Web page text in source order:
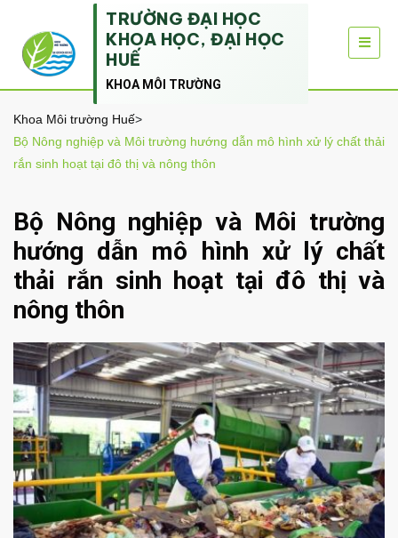
TRƯỜNG ĐẠI HỌC
KHOA HỌC, ĐẠI HỌC
HUẾ
KHOA MÔI TRƯỜNG
Khoa Môi trường Huế>
Bộ Nông nghiệp và Môi trường hướng dẫn mô hình xử lý chất thải
rắn sinh hoạt tại đô thị và nông thôn
Bộ Nông nghiệp và Môi trường
hướng dẫn mô hình xử lý chất
thải rắn sinh hoạt tại đô thị và
nông thôn